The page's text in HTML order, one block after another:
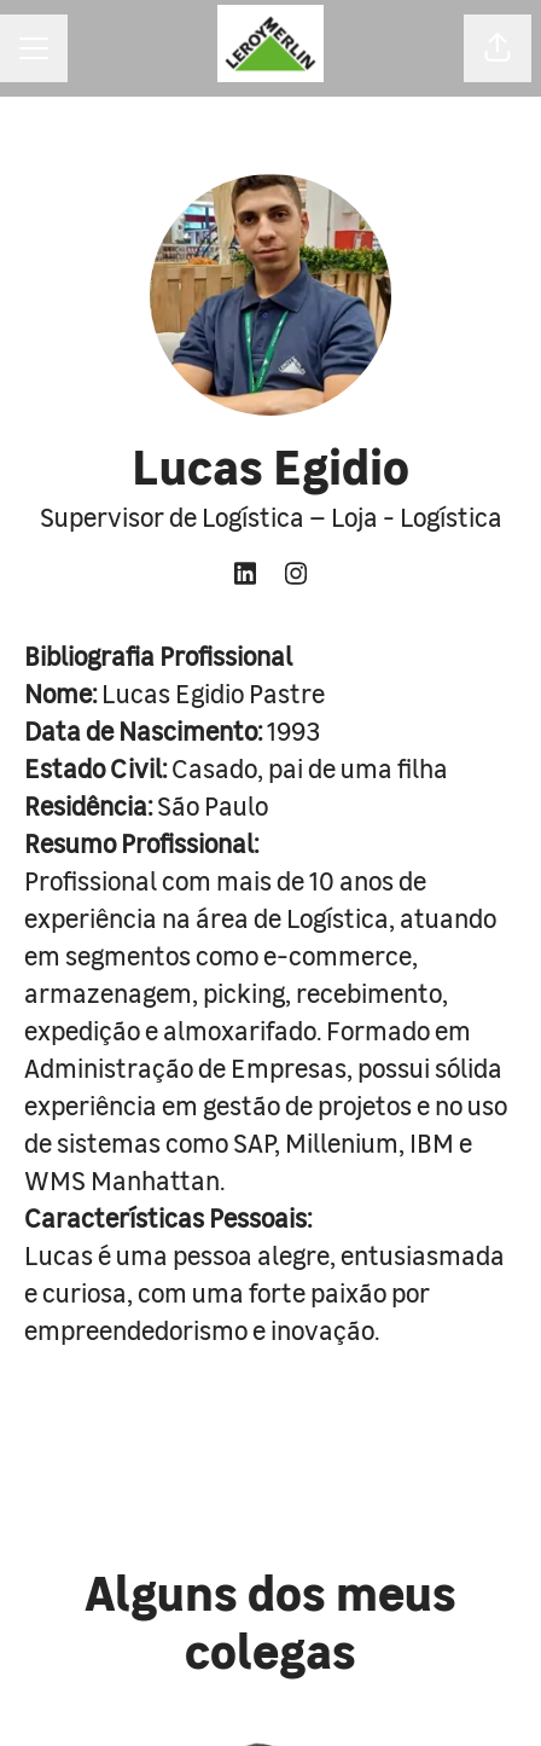
Lucas Egidio
Supervisor de Logística – Loja - Logística
Bibliografia Profissional
Nome:Lucas Egidio Pastre
Data de Nascimento:1993
Estado Civil:Casado, pai de uma filha
Residência:São Paulo
Resumo Profissional:
Profissional com mais de 10 anos de
experiência na área de Logística, atuando
em segmentos como e-commerce,
armazenagem, picking, recebimento,
expedição e almoxarifado. Formado em
Administração de Empresas, possui sólida
experiência em gestão de projetos e no uso
de sistemas como SAP, Millenium, IBM e
WMS Manhattan.
Características Pessoais:
Lucas é uma pessoa alegre, entusiasmada
e curiosa, com uma forte paixão por
empreendedorismo e inovação.
Alguns dos meus
colegas